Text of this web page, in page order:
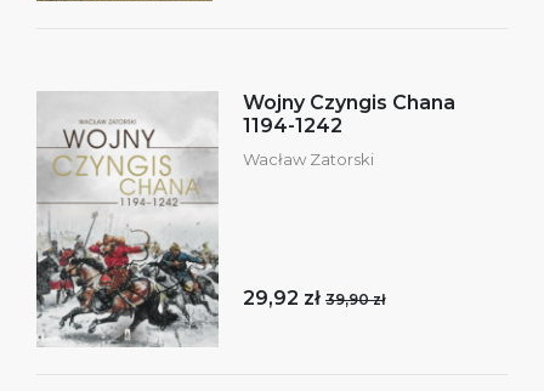
Wojny Czyngis Chana
1194-1242
Wacław Zatorski
29,92 zł 39,90 zł